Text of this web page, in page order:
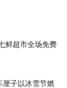
鲜超市全场免费
厘子以冰雪节燃